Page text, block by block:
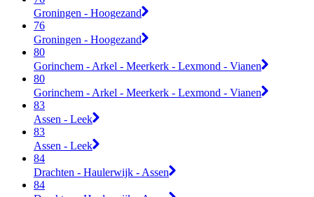
Groningen - Hoogezand
76
Groningen - Hoogezand
80
Gorinchem - Arkel - Meerkerk - Lexmond - Vianen
80
Gorinchem - Arkel - Meerkerk - Lexmond - Vianen
83
Assen - Leek
83
Assen - Leek
84
Drachten - Haulerwijk - Assen
84